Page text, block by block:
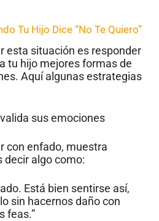
Tu Hijo Dice “No Te Quiero”
esta situación es responder
tu hijo mejores formas de
Aquí algunas estrategias
sus emociones
con enfado, muestra
decir algo como:
Está bien sentirse así,
sin hacernos daño con
feas.”